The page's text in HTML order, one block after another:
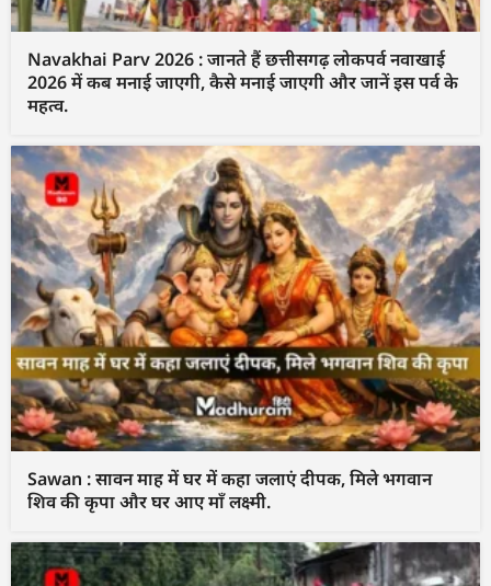
Navakhai Parv 2026 : जानते हैं छत्तीसगढ़ लोकपर्व नवाखाई
2026 में कब मनाई जाएगी, कैसे मनाई जाएगी और जानें इस पर्व के
महत्व.
Sawan : सावन माह में घर में कहा जलाएं दीपक, मिले भगवान
शिव की कृपा और घर आए माँ लक्ष्मी.